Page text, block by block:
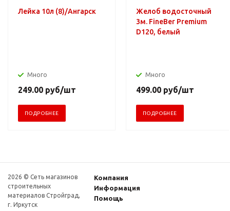
Лейка 10л (8)/Ангарск
Много
249.00 руб/шт
ПОДРОБНЕЕ
Желоб водосточный
3м. FineBer Premium
D120, белый
Много
499.00 руб/шт
ПОДРОБНЕЕ
2026 © Сеть магазинов
строительных
материалов Стройград,
г. Иркутск
Компания
Информация
Помощь